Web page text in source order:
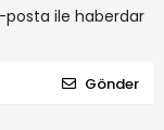
posta ile haberdar
Gönder